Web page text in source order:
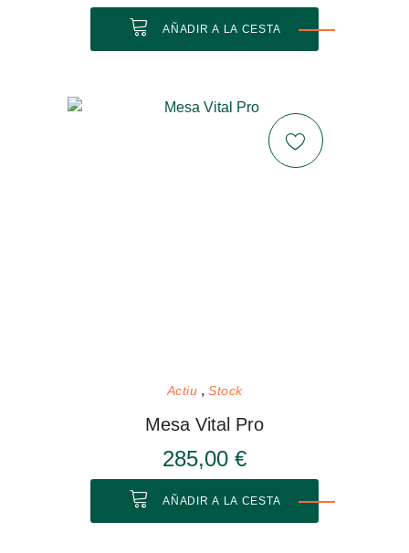
AÑADIR A LA CESTA
Actiu Stock
Mesa Vital Pro
285,00 €
AÑADIR A LA CESTA